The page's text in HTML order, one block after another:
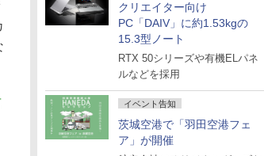
クリエイター向け
PC「DAIV」に約1.53kgの
15.3型ノート
RTX 50シリーズや有機ELパネ
ルなどを採用
イベント告知
茨城空港で「羽田空港フェ
ア」が開催